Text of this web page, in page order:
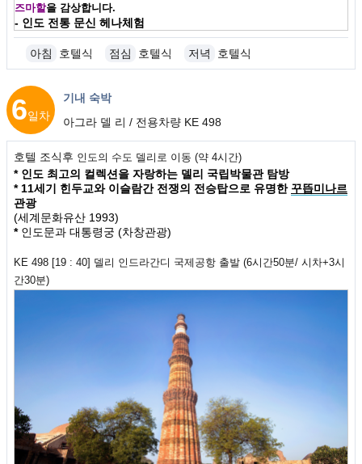
즈마할을 감상합니다.
- 인도 전통 문신 헤나체험
아침 호텔식 점심 호텔식 저녁 호텔식
6일차
기내 숙박
아그라 델 리 / 전용차량 KE 498
호텔 조식후 인도의 수도 델리로 이동 (약 4시간)
* 인도 최고의 컬렉션을 자랑하는 델리 국립박물관 탐방
* 11세기 힌두교와 이슬람간 전쟁의 전승탑으로 유명한 꾸뜹미나르
관광
(세계문화유산 1993)
* 인도문과 대통령궁 (차창관광)
KE 498 [19 : 40] 델리 인드라간디 국제공항 출발 (6시간50분/ 시차+3시
간30분)